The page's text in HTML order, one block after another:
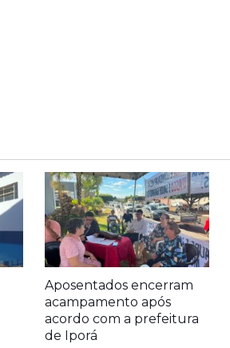
Aposentados encerram
acampamento após
acordo com a prefeitura
de Iporá